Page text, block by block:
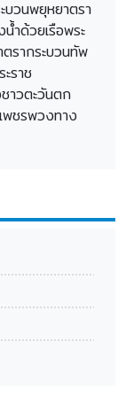
บวนพยุหยาตรา
ำด้วยเรือพระ
รากระบวนทัพ
ราช
าวตะวันตก
พชรพวงทาง